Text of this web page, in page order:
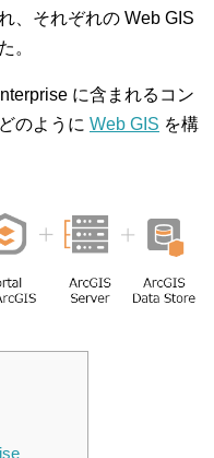
、それぞれの Web GIS
。
に含まれるコン
のように Web GIS を構